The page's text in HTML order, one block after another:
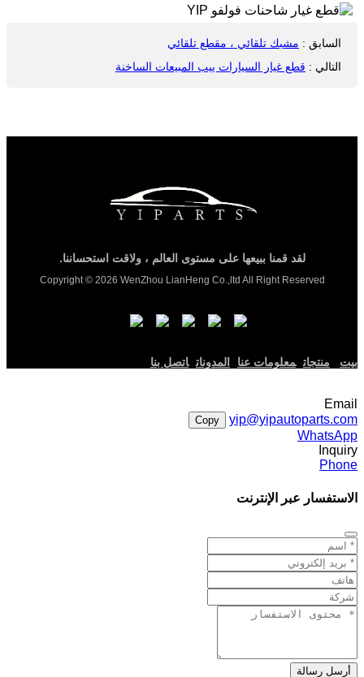
السابق : مشبك تلقائي ، مقطع تلقائي
التالي : قطع غيار السيارات ييب المبيعات الساخنة
لقد قمنا ببيعها على مستوى العالم ، ولاقت استحساننا.
Copyright © 2026 WenZhou LianHeng Co.,ltd All Right Reserved
بيت منتجات معلومات عنا المدونات اتصل بنا
Email
yip@yipautoparts.com
Copy
WhatsApp
Inquiry
Phone
الاستفسار عبر الإنترنت
أرسل رسالة